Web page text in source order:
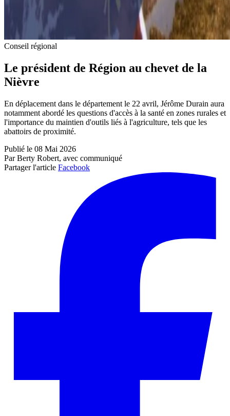
Conseil régional
Le président de Région au chevet de la
Nièvre
En déplacement dans le département le 22 avril, Jérôme Durain aura
notamment abordé les questions d'accès à la santé en zones rurales et
l'importance du maintien d'outils liés à l'agriculture, tels que les
abattoirs de proximité.
Publié le 08 Mai 2026
Par Berty Robert, avec communiqué
Partager l'article Facebook